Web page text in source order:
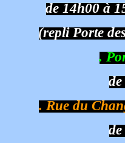
de 14h00 à
(repli Porte
.
. Rue du